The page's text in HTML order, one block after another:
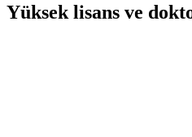
Yüksek lisans ve